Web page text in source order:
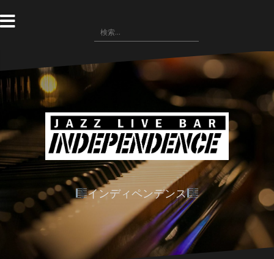
ン
テ
へ
ス
検
索:
インディペンデンス